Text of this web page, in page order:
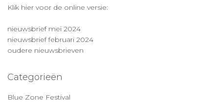
Klik hier voor de online versie:
nieuwsbrief mei 2024
nieuwsbrief februari 2024
oudere nieuwsbrieven
Categorieën
Blue Zone Festival